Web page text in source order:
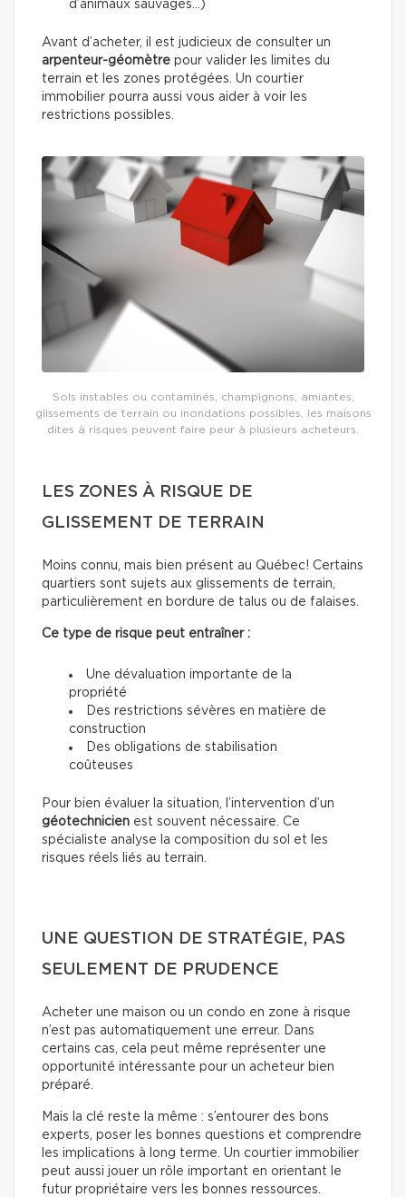
d’animaux sauvages…)
Avant d’acheter, il est judicieux de consulter un
arpenteur-géomètre pour valider les limites du
terrain et les zones protégées. Un courtier
immobilier pourra aussi vous aider à voir les
restrictions possibles.
Sols instables ou contaminés, champignons, amiantes,
glissements de terrain ou inondations possibles, les maisons
dites à risques peuvent faire peur à plusieurs acheteurs.
LES ZONES À RISQUE DE
GLISSEMENT DE TERRAIN
Moins connu, mais bien présent au Québec! Certains
quartiers sont sujets aux glissements de terrain,
particulièrement en bordure de talus ou de falaises.
Ce type de risque peut entraîner :
Une dévaluation importante de la
propriété
Des restrictions sévères en matière de
construction
Des obligations de stabilisation
coûteuses
Pour bien évaluer la situation, l’intervention d’un
géotechnicien est souvent nécessaire. Ce
spécialiste analyse la composition du sol et les
risques réels liés au terrain.
UNE QUESTION DE STRATÉGIE, PAS
SEULEMENT DE PRUDENCE
Acheter une maison ou un condo en zone à risque
n’est pas automatiquement une erreur. Dans
certains cas, cela peut même représenter une
opportunité intéressante pour un acheteur bien
préparé.
Mais la clé reste la même : s’entourer des bons
experts, poser les bonnes questions et comprendre
les implications à long terme. Un courtier immobilier
peut aussi jouer un rôle important en orientant le
futur propriétaire vers les bonnes ressources.